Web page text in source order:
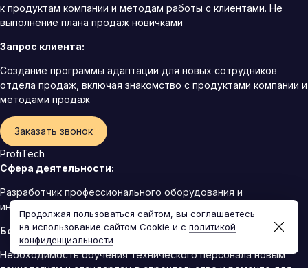
к продуктам компании и методам работы с клиентами. Не
выполнение плана продаж новичками
Запрос клиента:
Создание программы адаптации для новых сотрудников
отдела продаж, включая знакомство с продуктами компании и
методами продаж
Заказать звонок
ProfiTech
Сфера деятельности:
Разработчик профессионального оборудования и
инструментов для строительства, ремонта и обслуживания
Боль:
Необходимость обучения технического персонала новым
Продолжая пользоваться сайтом, вы соглашаетесь
на использование сайтом Cookie и с политикой
конфиденциальности